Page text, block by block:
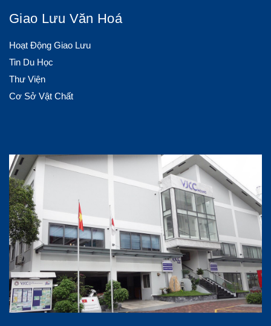
Giao Lưu Văn Hoá
Hoạt Động Giao Lưu
Tin Du Học
Thư Viện
Cơ Sở Vật Chất